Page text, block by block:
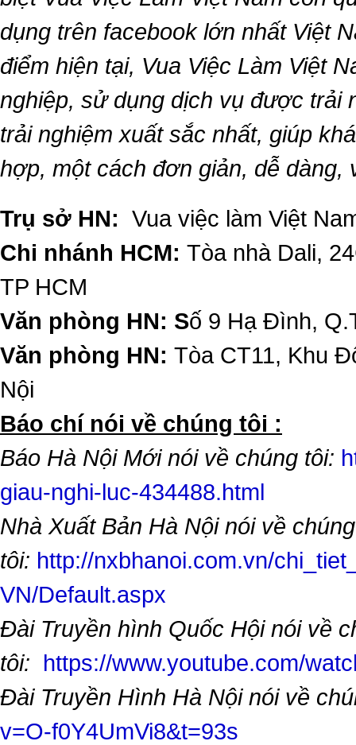
dụng trên facebook lớn nhất Việt
điểm hiện tại, Vua Việc Làm Việt
nghiệp, sử dụng dịch vụ được trải
trải nghiệm xuất sắc nhất, giúp
hợp, một cách đơn giản, dễ dàng,
Trụ sở HN: Vua việc làm Việt
Chi nhánh HCM: Tòa nhà Dali,
TP HCM
Văn phòng HN: Số 9 Hạ Đình,
Văn phòng HN: Tòa CT11, Khu
Nội
​Báo chí nói về chúng tôi :
Báo Hà Nội Mới nói về chúng tôi:
giau-nghi-luc-434488.html
Nhà Xuất Bản Hà Nội nói về chúng
tôi: http://nxbhanoi.com.vn/
VN/Default.aspx
Đài Truyền hình Quốc Hội nói về
tôi: https://www.youtube.com/
Đài Truyền Hình Hà Nội nói về
v=O-f0Y4UmVi8&t=93s